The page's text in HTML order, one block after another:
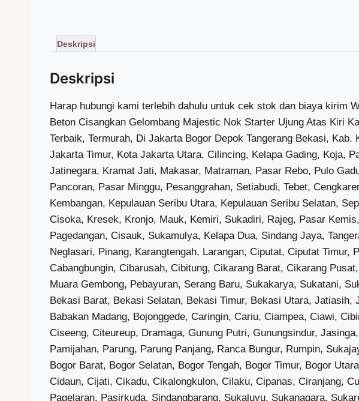
Harap hubungi kami terlebih dahulu untuk cek stok dan biaya kirim Wa (0851-7318-3221) — Kami Adalah Toko Genteng Yang menjual Aksesoris Genteng Beton Cisangkan Gelombang Majestic Nok Starter Ujung Atas Kiri Kanan Warna SandalwoodDi Jakarta Bogor Depok Tangerang Bekasi Terdekat, Terlaris, Terbaik, Termurah, Di Jakarta Bogor Depok Tangerang Bekasi, Kab. Kepulauan Seribu, Kota Jakarta Barat, Kota Jakarta Pusat, Kota Jakarta Selatan, Kota Jakarta Timur, Kota Jakarta Utara, Cilincing, Kelapa Gading, Koja, Pademangan, Penjaringan, Tanjung Priok, Cakung, Cipayung, Ciracas, Duren Sawit, Jatinegara, Kramat Jati, Makasar, Matraman, Pasar Rebo, Pulo Gadung, Cilandak, Jagakarsa, Kebayoran Baru, Kebayoran Lama, Mampang Prapatan, Pancoran, Pasar Minggu, Pesanggrahan, Setiabudi, Tebet, Cengkareng, Grogol Petamburan, Taman Sari, Tambora, Kebon Jeruk, Kalideres, Palmerah, Kembangan, Kepulauan Seribu Utara, Kepulauan Seribu Selatan, Sepatan Timur, Solear, Gunung Kaler, Mekarbaru, Balaraja, Jayanti, Tigaraksa, Jambe, Cisoka, Kresek, Kronjo, Mauk, Kemiri, Sukadiri, Rajeg, Pasar Kemis, Teluknaga, Kosambi, Pakuhaji, Sepatan, Curug, Cikupa, Panongan, Legok, Pagedangan, Cisauk, Sukamulya, Kelapa Dua, Sindang Jaya, Tangerang, Jatiuwung, Batuceper, Benda, Cipondoh, Ciledug, Karawaci, Periuk, Cibodas, Neglasari, Pinang, Karangtengah, Larangan, Ciputat, Ciputat Timur, Pamulang, Pondok Aren, Serpong, Serpong Utara, Setu, Babelan, Bojongmangu, Cabangbungin, Cibarusah, Cibitung, Cikarang Barat, Cikarang Pusat, Cikarang Selatan, Cikarang Timur, Cikarang Utara, Karangbahagia, Kedungwaringin, Muara Gembong, Pebayuran, Serang Baru, Sukakarya, Sukatani, Sukawangi, Tambelang, Tambun Selatan, Tambun Utara, Tarumajaya, Bantar Gebang, Bekasi Barat, Bekasi Selatan, Bekasi Timur, Bekasi Utara, Jatiasih, Jatisampurna, Medan Satria, Mustika Jaya, Pondok Gede, Pondok Melati, Rawalumbu, Babakan Madang, Bojonggede, Caringin, Cariu, Ciampea, Ciawi, Cibinong, Cibungbulang, Cigombong, Cigudeg, Cijeruk, Cileungsi, Ciomas, Cisarua, Ciseeng, Citeureup, Dramaga, Gunung Putri, Gunungsindur, Jasinga, Jonggol, Kemang, Klapanunggal, Leuwiliang, Leuwisadeng, Megamendung, Nanggung, Pamijahan, Parung, Parung Panjang, Ranca Bungur, Rumpin, Sukajaya, Sukamakmur, Sukaraja, Tajur Halang, Tamansari, Tanjungsari, Tenjo, Tenjolaya, Bogor Barat, Bogor Selatan, Bogor Tengah, Bogor Timur, Bogor Utara, Tanah Sareal, Agrabinta, Bojongpicung, Campaka, Campaka Mulya, Cianjur, Cibeber, Cidaun, Cijati, Cikadu, Cikalongkulon, Cilaku, Cipanas, Ciranjang, Cugenang, Gekbrong, Haurwangi, Kadupandak, Leles, Mande, Naringgul, Pacet, Pagelaran, Pasirkuda, Sindangbarang, Sukaluyu, Sukanagara, Sukaresmi, Takokak, Tanggeung, Warungkondang, Beji, Bojongsari, Cilodong, Cimanggis, Cinere, Limo, Pancoran Mas, Sawangan, Sukmajaya, Tapos, Gading Serpong, Alam Sutera, BSD, Kawasan Puncak Bogor, Kalibaru, Marunda, Rorotan, Semper Barat, Semper Timur, Sukapura, Kelapa Gading Barat, Kelapa Gading Timur, Pegangsaan Dua, Lagoa, Rawa Badak Selatan, Rawa Badak Utara, Tugu Selatan, Tugu Utara, Ancol, Pademangan Barat, Pademangan Timur, Kamal Muara, Kapuk Muara, Pejagalan, Pluit, Kebon Bawang, Papanggo, Sungai Bambu, Sunter Agung, Sunter Jaya, Warakas, Cakung Barat, Cakung Timur, Penggilingan, Pulo Gebang, Rawa Terate, Ujung Menteng, Bambu Apus, Ceger, Cilangkap, Lubang Buaya, Munjul, Pondok Ranggon, Cibubur, Kelapa Dua Wetan, Rambutan, Susukan, Klender, Malaka Jaya, Malaka Sari, Pondok Bambu, Pondok Kelapa, Pondok Kopi, Bali Mester, Bidara Cina, Cipinang Besar Selatan, Cipinang Besar Utara, Cipinang Cempedak, Cipinang Muara, Kampung Melayu, Rawa Bunga, Balekambang, Batu Ampar, Cawang, Cililitan, Dukuh, Tengah, Cipinang Melayu, Halim Perdana Kusuma, Kebon Pala, Pinang Ranti, Kayu Manis, Kebon Manggis, Pal Meriam, Pisangan Baru, Utan Kayu Selatan, Utan Kayu Utara, Baru, Cijantung, Gedong, Kalisari, Pekayon, Cipinang, Jati, Jatinegara Kaum, Kayu Putih, Pisangan Timur, Rawamangun, Cilandak Barat, Cipete Selatan, Gandaria Selatan, Lebak Bulus, Pondok Labu, Ciganjur, Cipedak, Lenteng Agung, Srengseng Sawah, Tanjung Barat, Cipete Utara, Gandaria Utara, Gunung, Kramat Pela, Melawai, Petogogan, Pulo, Rawa Barat, Selong, Senayan, Cipulir, Grogol Selatan, Grogol Utara, Kebayoran Lama Selatan, Kebayoran Lama Utara, Pondok Pinang, Bangka, Kuningan Barat, Pela Mampang, Tegal Parang, Cikoko, Duren Tiga, Kalibata,